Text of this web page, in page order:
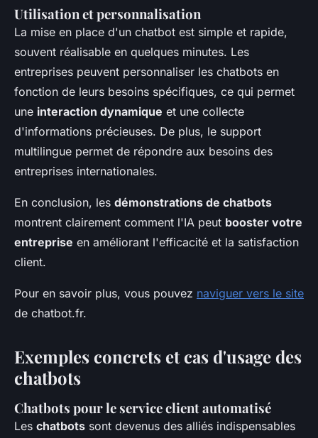
Utilisation et personnalisation
La mise en place d'un chatbot est simple et rapide,
souvent réalisable en quelques minutes. Les
entreprises peuvent personnaliser les chatbots en
fonction de leurs besoins spécifiques, ce qui permet
une interaction dynamique et une collecte
d'informations précieuses. De plus, le support
multilingue permet de répondre aux besoins des
entreprises internationales.
En conclusion, les démonstrations de chatbots
montrent clairement comment l'IA peut booster votre
entreprise en améliorant l'efficacité et la satisfaction
client.
Pour en savoir plus, vous pouvez naviguer vers le site
de chatbot.fr.
Exemples concrets et cas d'usage des
chatbots
Chatbots pour le service client automatisé
Les chatbots sont devenus des alliés indispensables